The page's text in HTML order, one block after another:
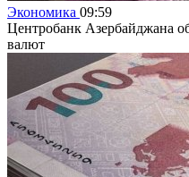
Экономика 09:59
Центробанк Азербайджана
валют